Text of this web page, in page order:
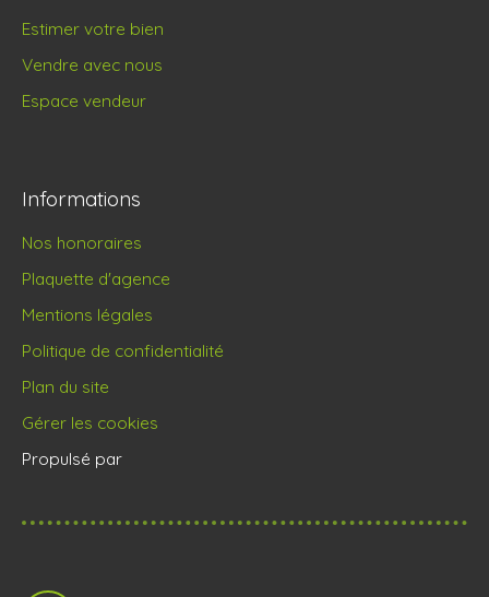
Estimer votre bien
Vendre avec nous
Espace vendeur
Informations
Nos honoraires
Plaquette d'agence
Mentions légales
Politique de confidentialité
Plan du site
Gérer les cookies
Propulsé par